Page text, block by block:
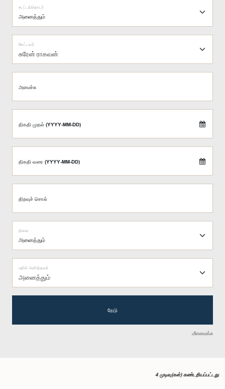
கூட்டத்தொடர்
சுரேன் ராகவன்
கேட்டவர்
அமைச்சு
திகதி முதல் (YYYY-MM-DD)
திகதி வரை (YYYY-MM-DD)
திறவுச் சொல்
நிலை
அனைத்தும்
பதில் அளித்தவர்
தேடு
மீளமைக்க
4 முடிவு(கள்) கண்டறியப்பட்டது